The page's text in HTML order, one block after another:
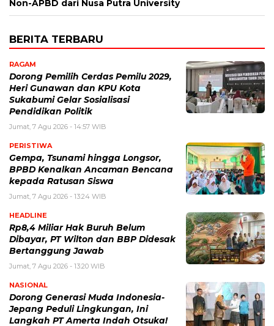
Non-APBD dari Nusa Putra University
BERITA TERBARU
RAGAM
Dorong Pemilih Cerdas Pemilu 2029,
Heri Gunawan dan KPU Kota
Sukabumi Gelar Sosialisasi
Pendidikan Politik
Jumat, 7 Agu 2026 - 14:57 WIB
PERISTIWA
Gempa, Tsunami hingga Longsor,
BPBD Kenalkan Ancaman Bencana
kepada Ratusan Siswa
Jumat, 7 Agu 2026 - 13:24 WIB
HEADLINE
Rp8,4 Miliar Hak Buruh Belum
Dibayar, PT Wilton dan BBP Didesak
Bertanggung Jawab
Jumat, 7 Agu 2026 - 13:20 WIB
NASIONAL
Dorong Generasi Muda Indonesia-
Jepang Peduli Lingkungan, Ini
Langkah PT Amerta Indah Otsuka!